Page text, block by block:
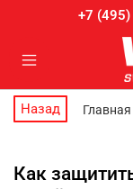
+7
Назад Главная
Как